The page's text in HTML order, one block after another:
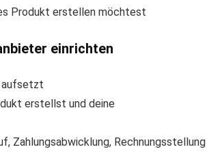
Produkt erstellen möchtest
einrichten
aufsetzt
erstellst und deine
Zahlungsabwicklung, Rechnungsstellung